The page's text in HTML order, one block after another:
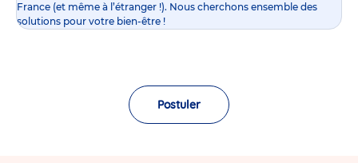
France (et même à l’étranger !). Nous cherchons ensemble des
solutions pour votre bien-être !
Postuler